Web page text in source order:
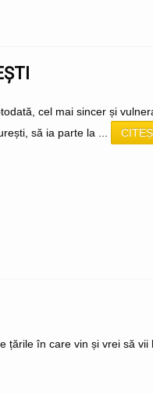
cel mai sincer și
să ia parte la ...
în care vin și vrei să vii